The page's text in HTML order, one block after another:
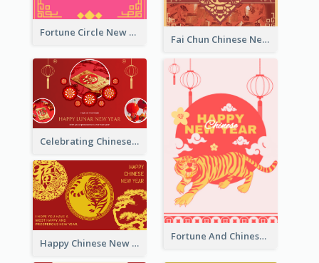
Fortune Circle New Year Greeting Card
Fai Chun Chinese New Year Greeting Card
Celebrating Chinese New Year Greeting Card
Fortune And Chinese New Year Greeting Card
Happy Chinese New Year Greeting Card With Circle illustrations